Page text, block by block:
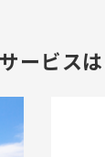
ービス